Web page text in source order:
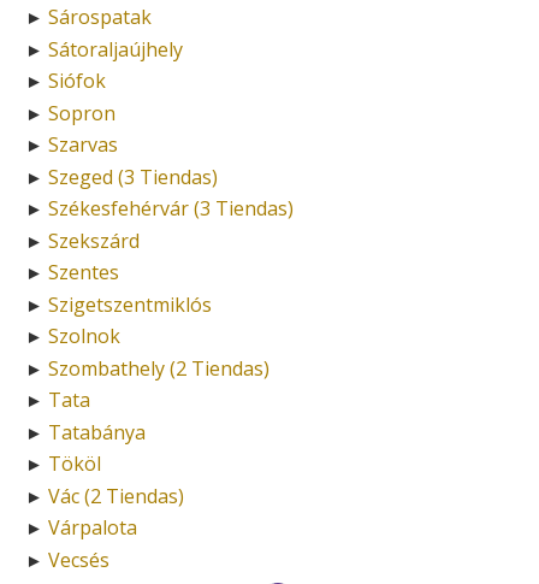
► Sárospatak
► Sátoraljaújhely
► Siófok
► Sopron
► Szarvas
► Szeged (3 Tiendas)
► Székesfehérvár (3 Tiendas)
► Szekszárd
► Szentes
► Szigetszentmiklós
► Szolnok
► Szombathely (2 Tiendas)
► Tata
► Tatabánya
► Tököl
► Vác (2 Tiendas)
► Várpalota
► Vecsés